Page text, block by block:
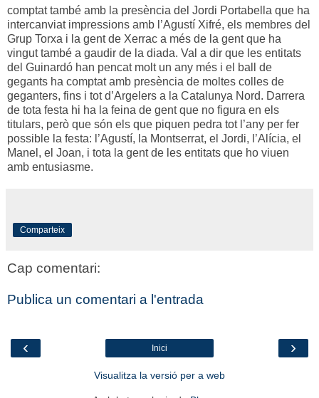
comptat també amb la presència del Jordi Portabella que ha
intercanviat impressions amb l’Agustí Xifré, els membres del
Grup Torxa i la gent de Xerrac a més de la gent que ha
vingut també a gaudir de la diada. Val a dir que les entitats
del Guinardó han pencat molt un any més i el ball de
gegants ha comptat amb presència de moltes colles de
geganters, fins i tot d’Argelers a la Catalunya Nord. Darrera
de tota festa hi ha la feina de gent que no figura en els
titulars, però que són els que piquen pedra tot l’any per fer
possible la festa: l’Agustí, la Montserrat, el Jordi, l’Alícia, el
Manel, el Joan, i tota la gent de les entitats que ho viuen
amb entusiasme.
Comparteix
Cap comentari:
Publica un comentari a l'entrada
‹ ›
Inici
Visualitza la versió per a web